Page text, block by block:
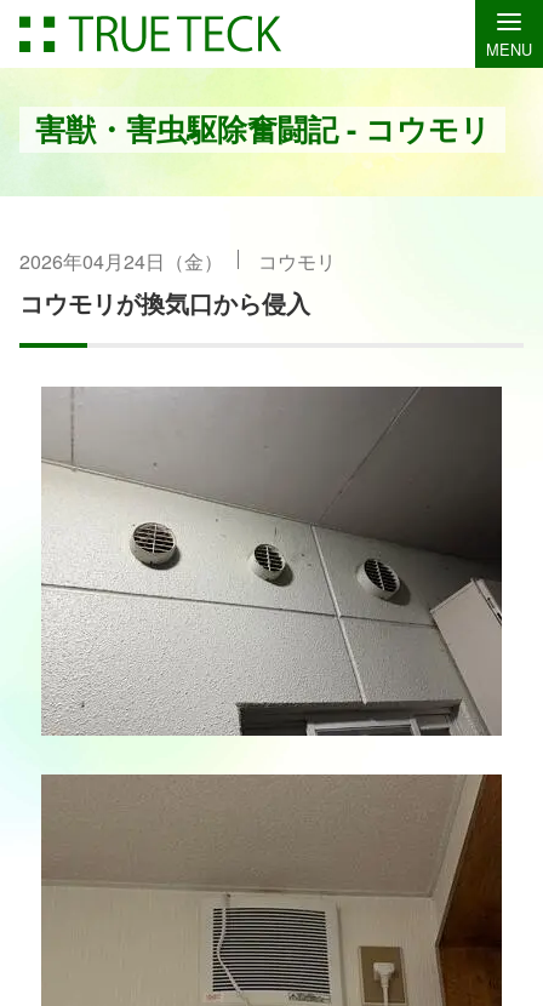
MENU
害獣・害虫駆除奮闘記 - コウモリ
2026年04月24日（金） コウモリ
コウモリが換気口から侵入